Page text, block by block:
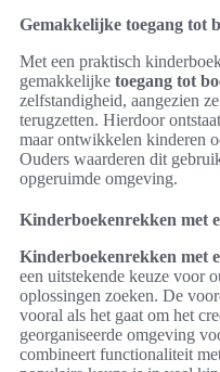
Gemakkelijke toegang tot
Met een praktisch
gemakkelijke toegang tot
zelfstandigheid, aangezien
terugzetten. Hierdoor
maar ontwikkelen kinderen
Ouders waarderen dit
opgeruimde omgeving.
Kinderboekenrekken met
Kinderboekenrekken met
een uitstekende keuze voor
oplossingen zoeken. De
vooral als het gaat om het
georganiseerde omgeving
combineert functionaliteit